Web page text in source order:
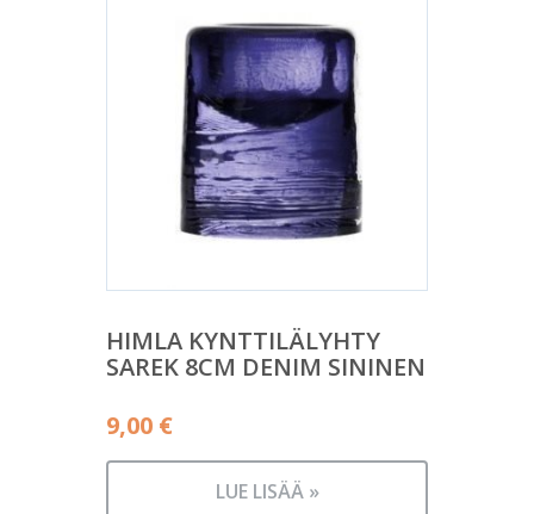
HIMLA KYNTTILÄLYHTY
SAREK 8CM DENIM SININEN
9,00 €
LUE LISÄÄ »